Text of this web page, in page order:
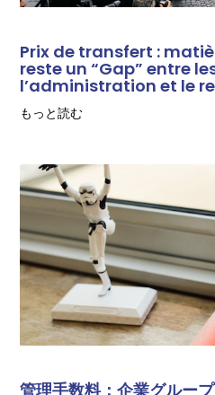
Prix de transfert :
reste un “Gap” entre
l’administration et le
もっと読む
管理手数料：企業グルー